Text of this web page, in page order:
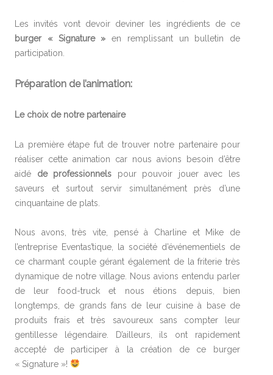
Les invités vont devoir deviner les ingrédients de ce
burger « Signature » en remplissant un bulletin de
participation.
Préparation de l’animation:
Le choix de notre partenaire
La première étape fut de trouver notre partenaire pour
réaliser cette animation car nous avions besoin d’être
aidé de professionnels pour pouvoir jouer avec les
saveurs et surtout servir simultanément près d’une
cinquantaine de plats.
Nous avons, très vite, pensé à Charline et Mike de
l’entreprise Eventas’tique, la société d’événementiels de
ce charmant couple gérant également de la friterie très
dynamique de notre village. Nous avions entendu parler
de leur food-truck et nous étions depuis, bien
longtemps, de grands fans de leur cuisine à base de
produits frais et très savoureux sans compter leur
gentillesse légendaire. D’ailleurs, ils ont rapidement
accepté de participer à la création de ce burger
« Signature »!